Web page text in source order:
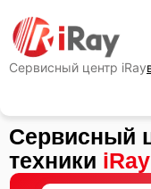
Сервисный центр iRay
Сервисный
техники iRay